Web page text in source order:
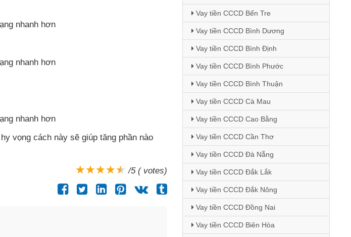
vọng cách này sẽ giúp tăng phần nào
/5 ( votes)
Vay tiền CCCD Bến Tre
Vay tiền CCCD Bình Dương
Vay tiền CCCD Bình Định
Vay tiền CCCD Bình Phước
Vay tiền CCCD Bình Thuận
Vay tiền CCCD Cà Mau
Vay tiền CCCD Cao Bằng
Vay tiền CCCD Cần Thơ
Vay tiền CCCD Đà Nẵng
Vay tiền CCCD Đắk Lắk
Vay tiền CCCD Đắk Nông
Vay tiền CCCD Đồng Nai
Vay tiền CCCD Biên Hòa